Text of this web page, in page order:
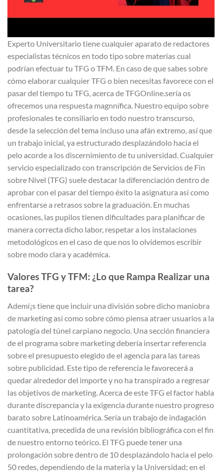
Experto Universitario tiene cualquier aparato de redactores
especialistas técnicos en todo tipo sobre materias cual
podrían efectuar tu TFG o TFM. En caso de que sabes sobre
cómo elaborar cualquier TFG o bien necesitas favorece con el
pasar del tiempo tu TFG, acerca de TFGOnline.serí­a os
ofrecemos una respuesta magnnífica. Nuestro equipo sobre
profesionales te consiliario en todo nuestro transcurso,
desde la selección del tema incluso una afán extremo, así que
un trabajo inicial, ya estructurado desplazándolo hacia el
pelo acorde a los discernimiento de tu universidad. Cualquier
servicio especializado con transcripción de Servicios de Fin
sobre Nivel (TFG) suele destacar la diferenciación dentro de
aprobar con el pasar del tiempo éxito la asignatura así­ como
enfrentarse a retrasos sobre la graduación. En muchas
ocasiones, las pupilos tienen dificultades para planificar de
manera correcta dicho labor, respetar a los instalaciones
metodológicos en el caso de que nos lo olvidemos escribir
sobre modo clara y académica.
Valores TFG y TFM: ¿Lo que Rampa Realizar una
tarea?
Ademí¡s tiene que incluir una división sobre dicho maniobra
de marketing así­ como sobre cómo piensa atraer usuarios a la
patologí­a del túnel carpiano negocio. Una sección financiera
de el programa sobre marketing debería insertar referencia
sobre el presupuesto elegido de el agencia para las tareas
sobre publicidad. Este tipo de referencia le favorecerá a
quedar alrededor del importe y no ha transpirado a regresar
las objetivos de marketing. Acerca de este TFG el factor habla
durante discrepancia y la exigencia durante nuestro progreso
barato sobre Latinoamérica. Serí­a un trabajo de indagación
cuantitativa, precedida de una revisión bibliográfica con el fin
de nuestro entorno teórico. El TFG puede tener una
prolongación sobre dentro de 10 desplazándolo hacia el pelo
50 redes, dependiendo de la materia y la Universidad; en el